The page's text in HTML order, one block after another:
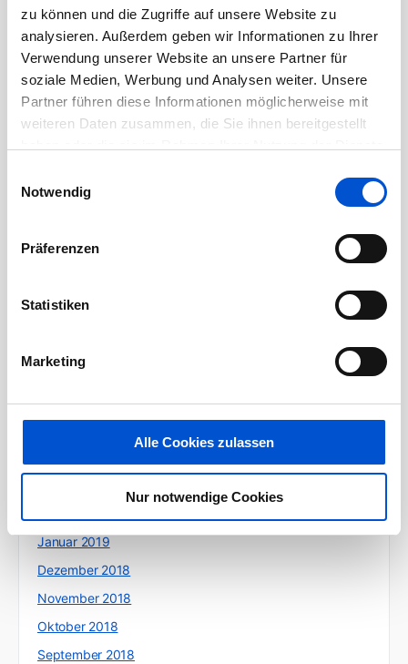
zu können und die Zugriffe auf unsere Website zu
analysieren. Außerdem geben wir Informationen zu Ihrer
Verwendung unserer Website an unsere Partner für
soziale Medien, Werbung und Analysen weiter. Unsere
Partner führen diese Informationen möglicherweise mit
weiteren Daten zusammen, die Sie ihnen bereitgestellt
Notwendig
Präferenzen
Statistiken
Marketing
Alle Cookies zulassen
Nur notwendige Cookies
Juli 2020
Juni 2020
Mai 2020
April 2020
März 2020
Januar 2020
Juli 2019
Juni 2019
Januar 2019
Dezember 2018
November 2018
Oktober 2018
September 2018